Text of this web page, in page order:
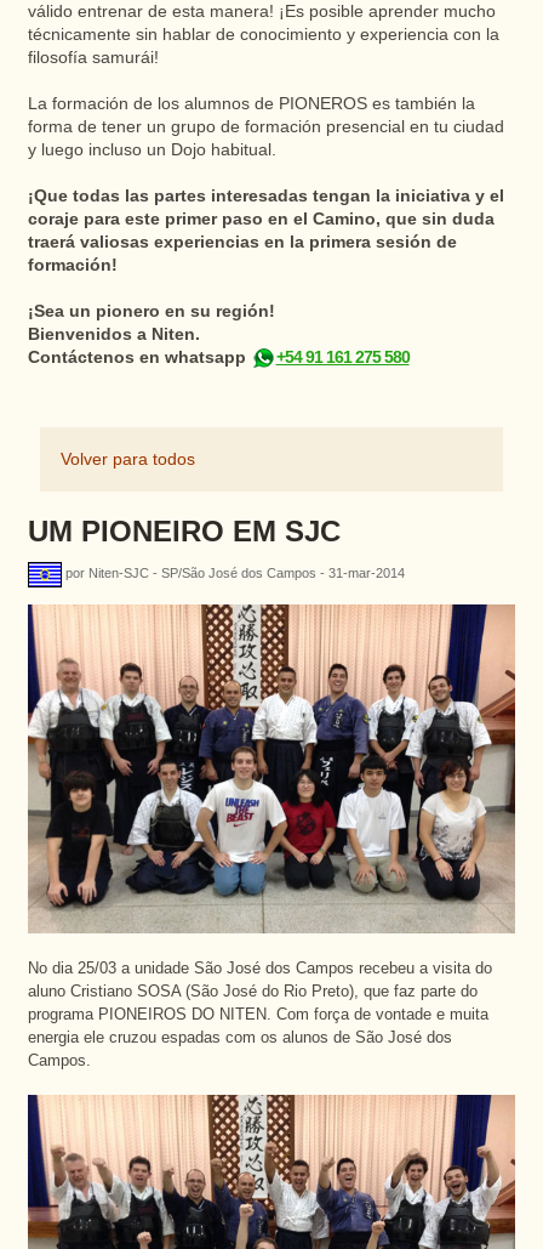
válido entrenar de esta manera! ¡Es posible aprender mucho
técnicamente sin hablar de conocimiento y experiencia con la
filosofía samurái!
La formación de los alumnos de PIONEROS es también la
forma de tener un grupo de formación presencial en tu ciudad
y luego incluso un Dojo habitual.
¡Que todas las partes interesadas tengan la iniciativa y el
coraje para este primer paso en el Camino, que sin duda
traerá valiosas experiencias en la primera sesión de
formación!
¡Sea un pionero en su región!
Bienvenidos a Niten.
Contáctenos en whatsapp
+54 91 161 275 580
Volver para todos
UM PIONEIRO EM SJC
por Niten-SJC - SP/São José dos Campos - 31-mar-2014
No dia 25/03 a unidade São José dos Campos recebeu a visita do
aluno Cristiano SOSA (São José do Rio Preto), que faz parte do
programa PIONEIROS DO NITEN. Com força de vontade e muita
energia ele cruzou espadas com os alunos de São José dos
Campos.